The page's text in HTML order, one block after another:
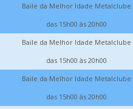
Baile da Melhor Idade Metalclube
das 15h00 às 20h00
Baile da Melhor Idade Metalclube
das 15h00 às 20h00
Baile da Melhor Idade Metalclube
das 15h00 às 20h00